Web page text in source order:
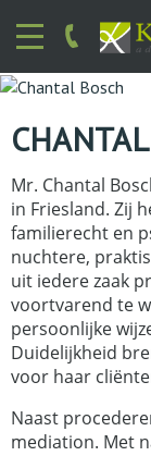
Mr. Chantal
in Friesland. Zij
familierecht en
nuchtere,
uit iedere zaak
voortvarend te
persoonlijke
Duidelijkheid
voor haar
Naast
mediation. Met